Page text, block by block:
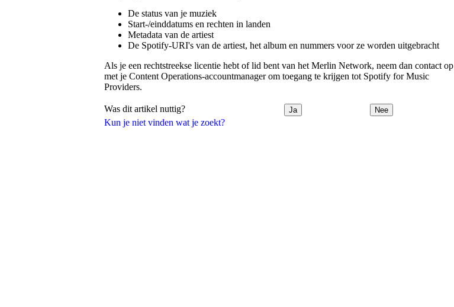
Kun je niet vinden wat je zoekt?
De status van je muziek
Start-/einddatums en rechten in landen
Metadata van de artiest
De Spotify-URI's van de artiest, het album en nummers voor ze worden uitgebracht
Als je een rechtstreekse licentie hebt of lid bent van het Merlin Network, neem dan contact op
met je Content Operations-accountmanager om toegang te krijgen tot Spotify for Music
Providers.
Was dit artikel nuttig? Ja Nee